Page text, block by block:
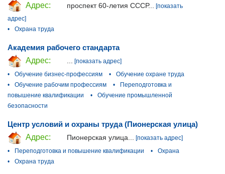
Адрес:
проспект 60-летия СССР...
[показать
адрес]
•
Охрана труда
Академия рабочего стандарта
Адрес:
... [показать адрес]
•
Обучение бизнес-профессиям •
Обучение охране труда
•
Обучение рабочим профессиям •
Переподготовка и
повышение квалификации
•
Обучение промышленной
безопасности
Центр условий и охраны труда (Пионерская улица)
Адрес:
Пионерская улица...
[показать адрес]
•
Переподготовка и повышение квалификации •
Охрана
•
Охрана труда